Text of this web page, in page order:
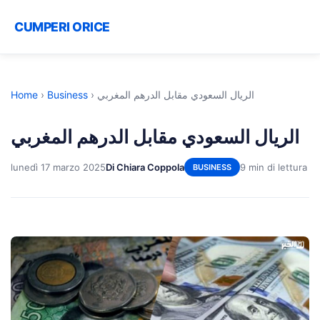
CUMPERI ORICE
Home › Business › الريال السعودي مقابل الدرهم المغربي
الريال السعودي مقابل الدرهم المغربي
lunedì 17 marzo 2025Di Chiara Coppola BUSINESS 9 min di lettura